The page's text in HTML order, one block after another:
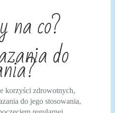
na co?
do
korzyści zdrowotnych,
do jego stosowania,